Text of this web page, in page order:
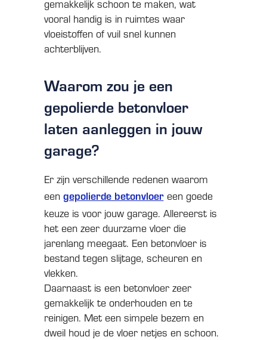
gemakkelijk schoon te maken, wat
vooral handig is in ruimtes waar
vloeistoffen of vuil snel kunnen
achterblijven.
Waarom zou je een
gepolierde betonvloer
laten aanleggen in jouw
garage?
Er zijn verschillende redenen waarom
een gepolierde betonvloereen goede
keuze is voor jouw garage. Allereerst is
het een zeer duurzame vloer die
jarenlang meegaat. Een betonvloer is
bestand tegen slijtage, scheuren en
vlekken.
Daarnaast is een betonvloer zeer
gemakkelijk te onderhouden en te
reinigen. Met een simpele bezem en
dweil houd je de vloer netjes en schoon.